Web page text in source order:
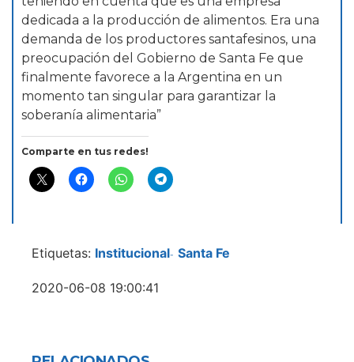
dedicada a la producción de alimentos. Era una
demanda de los productores santafesinos, una
preocupación del Gobierno de Santa Fe que
finalmente favorece a la Argentina en un
momento tan singular para garantizar la
soberanía alimentaria”
Comparte en tus redes!
Etiquetas: Institucional- Santa Fe
2020-06-08 19:00:41